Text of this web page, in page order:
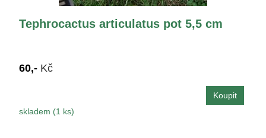
Tephrocactus articulatus pot 5,5 cm
60,- Kč
skladem (1 ks)